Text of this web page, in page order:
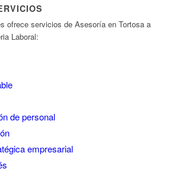
ofrece servicios de Asesoría en Tortosa a
Laboral:
de personal
empresarial